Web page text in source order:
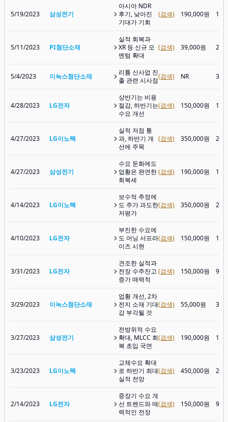
5/19/2023 삼성전기
아시아 NDR
후기, 낮아진
기대가 기회
(검색) 190,000원
5/11/2023 PI첨단소재
실적 회복과
XR 등 신규 모
멘텀 확대
(검색) 39,000원
5/4/2023 이녹스첨단소재
리튬 신사업 진
출 관련 시사점(검색) NR
4/28/2023 LG전자
상반기는 비용
절감, 하반기는
수요 개선
(검색) 150,000원
4/27/2023 LG이노텍
실적 저점 통
과, 하반기 개
선에 주목
(검색) 350,000원
4/27/2023 삼성전기
수요 둔화에도
업황은 완연한
회복세
(검색) 190,000원
4/14/2023 LG이노텍
보수적 추정에
도 주가 과도한
저평가
(검색) 350,000원
4/10/2023 LG전자
부진한 수요에
도 어닝 서프라
이즈 시현
(검색) 150,000원
3/31/2023 LG전자
견조한 실적과
전장 수주잔고
증가 매력적
(검색) 150,000원
3/29/2023 이녹스첨단소재
업황 개선, 2차
전지 소재 기대
감 부각될 것
(검색) 55,000원
3/27/2023 삼성전기
전방위적 수요
확대, MLCC 회
복 초입 국면
(검색) 190,000원
3/23/2023 LG이노텍
교체수요 확대
로 하반기 최대
실적 전망
(검색) 450,000원
2/14/2023 LG전자
중장기 수요 개
선 트렌드와 매
력적인 전장
(검색) 150,000원